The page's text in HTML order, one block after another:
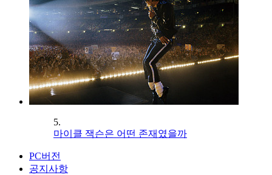
5.
마이클 잭슨은 어떤 존재였을까
PC버전
공지사항